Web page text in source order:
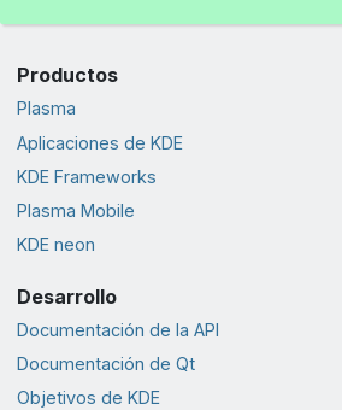
Productos
Plasma
Aplicaciones de KDE
KDE Frameworks
Plasma Mobile
KDE neon
Desarrollo
Documentación de la API
Documentación de Qt
Objetivos de KDE